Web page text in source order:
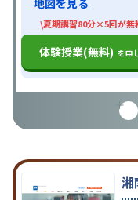
\夏期講習80分×5回が無
体験授業(無料) を申
湘